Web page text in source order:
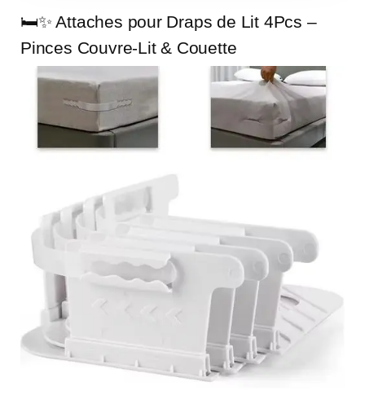
🛏️✨ Attaches pour Draps de Lit 4Pcs –
Pinces Couvre-Lit & Couette